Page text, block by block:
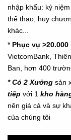
nhập khẩu: kỷ
thể thao, huy
khác...
* Phục vụ >20.000
VietcomBank,
Ban, hơn 400
* Có 2 Xưởng sản
tiếp với 1 kho
nên giá cả và sự
của chúng tôi